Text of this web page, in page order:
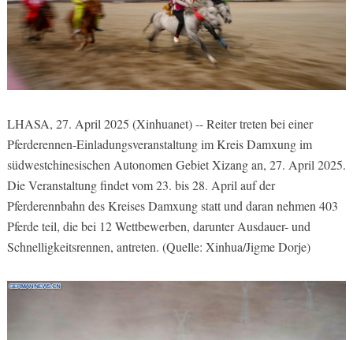
LHASA, 27. April 2025 (Xinhuanet) -- Reiter treten bei einer
Pferderennen-Einladungsveranstaltung im Kreis Damxung im
südwestchinesischen Autonomen Gebiet Xizang an, 27. April 2025.
Die Veranstaltung findet vom 23. bis 28. April auf der
Pferderennbahn des Kreises Damxung statt und daran nehmen 403
Pferde teil, die bei 12 Wettbewerben, darunter Ausdauer- und
Schnelligkeitsrennen, antreten. (Quelle: Xinhua/Jigme Dorje)